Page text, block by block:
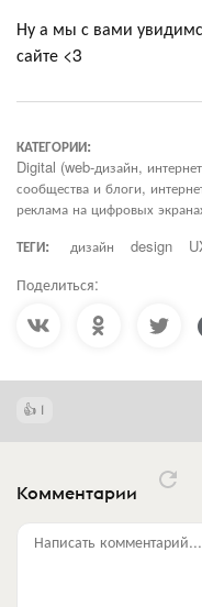
Ну а мы с вами
сайте <3
КАТЕГОРИИ:
Digital (web-дизайн,
сообщества и блоги,
реклама на цифровых
ТЕГИ:
дизайн design
Поделиться:
1
Комментарии
Написать комментарий...